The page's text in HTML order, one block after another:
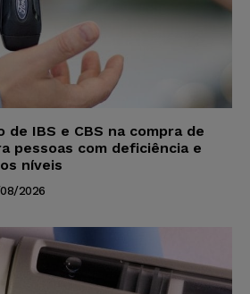
de IBS e CBS na compra de
pessoas com deficiência e
níveis
2026